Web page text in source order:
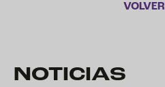
VOLVER
NOTICIAS